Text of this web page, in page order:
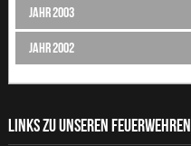
Jahr 2003
Jahr 2002
LINKS ZU UNSEREN FEUERWEHREN